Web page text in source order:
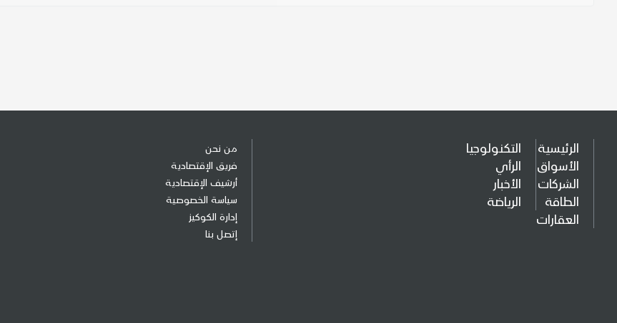
الرئيسية
الأسواق
الشركات
الطاقة
العقارات
التكنولوجيا
الرأي
الأخبار
الرياضة
من نحن
فريق الإقتصادية
أرشيف الإقتصادية
سياسة الخصوصية
إدارة الكوكيز
إتصل بنا